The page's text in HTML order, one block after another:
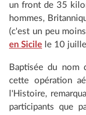
un front de 35
hommes,
(c'est un peu
en Sicile le 10
Baptisée du nom
cette opération
l'Histoire,
participants que